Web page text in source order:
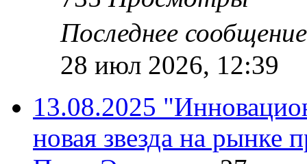
Последнее
28 июл 2026, 12:39
13.08.2025
новая звезда на рынке